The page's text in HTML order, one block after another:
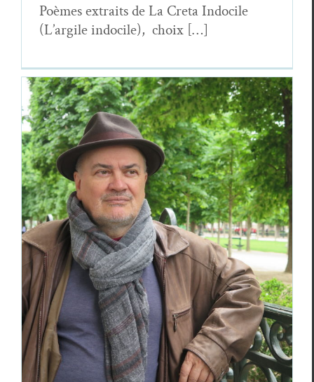
Poèmes extraits de La Cre­ta Indocile
(L’argile indocile), choix […]
Entretien avec Philippe Barrot
Essais & Chroniques Philippe Bar­rot